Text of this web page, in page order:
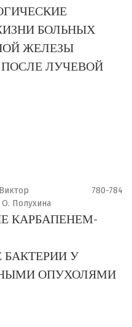
БОЛЬНЫХ
ЖЕЛЕЗЫ
ЛУЧЕВОЙ
Полухина
780-784
КАРБАПЕНЕМ-
У
ОПУХОЛЯМИ